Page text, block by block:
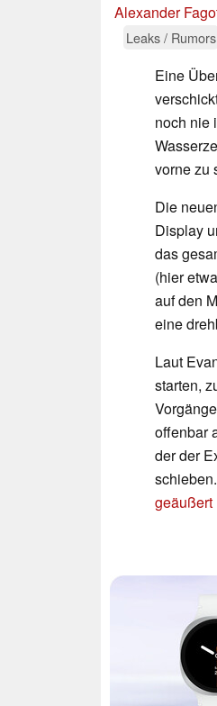
Alexander
Leaks / Rumors
Eine
noch nie
vorne zu
Die
Display
das
(hier etwa
auf den
eine
Laut
starten,
offenbar
der der
geäußert